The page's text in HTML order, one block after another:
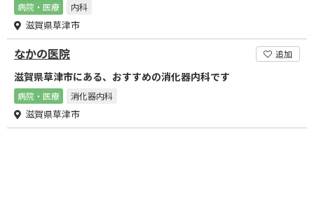
病院・医療 内科
滋賀県草津市
なかの医院 追加
滋賀県草津市にある、おすすめの消化器内科です
病院・医療 消化器内科
滋賀県草津市